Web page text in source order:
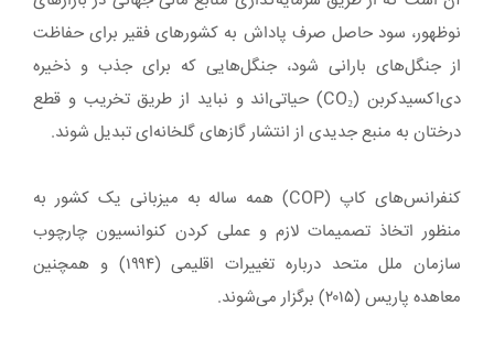
نوظهور، سود حاصل صرف پاداش به کشورهای فقیر برای حفاظت
از جنگل‌های بارانی شود، جنگل‌هایی که برای جذب و ذخیره
دی‌اکسیدکربن (CO₂) حیاتی‌اند و نباید از طریق تخریب و قطع
درختان به منبع جدیدی از انتشار گازهای گلخانه‌ای تبدیل شوند.
کنفرانس‌های کاپ (COP) همه ساله به میزبانی یک کشور به
منظور اتخاذ تصمیمات لازم و عملی کردن کنوانسیون چارچوب
سازمان ملل متحد درباره تغییرات اقلیمی (۱۹۹۴) و همچنین
معاهده پاریس (۲۰۱۵) برگزار می‌شوند.